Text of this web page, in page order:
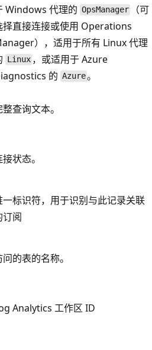
Windows 代理的 OpsManager
（可
择直接连接或使用 Operations
），适用于所有 Linux 代理
Linux ，或适用于 Azure
的 Azure。
查询文本。
状态。
一标识符，用于识别与此记录关联
订阅
的表的名称。
Analytics 工作区 ID